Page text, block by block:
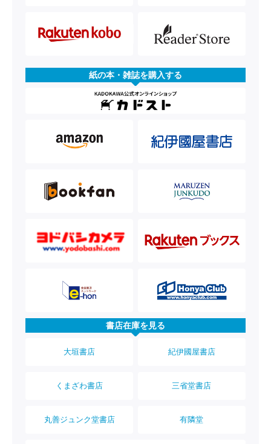
紙の本・雑誌を購入する
書店在庫を見る
大垣書店 紀伊國屋書店
くまざわ書店 三省堂書店
丸善ジュンク堂書店 有隣堂